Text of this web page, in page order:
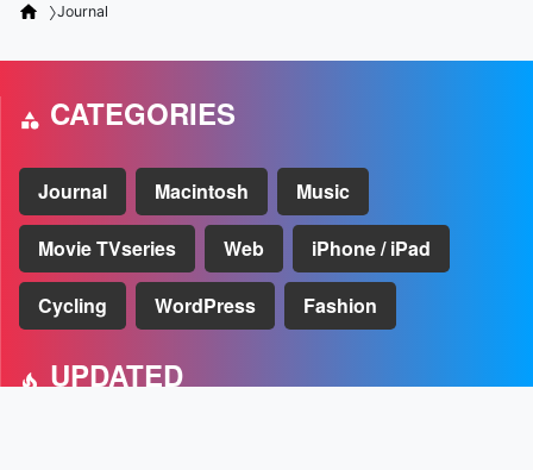
Journal
CATEGORIES
Journal Macintosh Music
Movie TVseries Web iPhone / iPad
Cycling WordPress Fashion
UPDATED